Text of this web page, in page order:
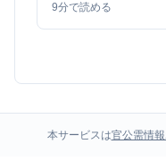
9分で読める
本サービスは官公需情